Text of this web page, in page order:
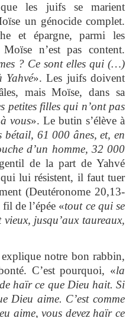
les juifs se marient
un génocide complet.
et épargne, parmi les
n’est pas content.
? Ce sont elles qui (…)
Yahvé». Les juifs doivent
mais Moïse, dans sa
petites filles qui n’ont pas
vous». Le butin s’élève à
bétail, 61 000 ânes, et, en
d’un homme, 32 000
de la part de Yahvé
lui résistent, il faut tuer
(Deutéronome 20,13-
de l’épée «tout ce qui se
jusqu’aux taureaux,
notre bon rabbin,
C’est pourquoi, «la
haïr ce que Dieu hait. Si
Dieu aime. C’est comme
aime, vous devez haïr ce